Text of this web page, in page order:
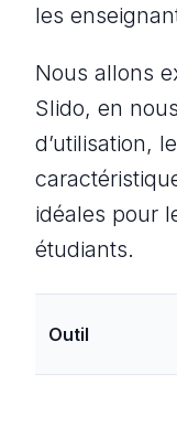
les
Nous allons
Slido, en
d’utilisation,
idéales pour
étudiants.
Outil